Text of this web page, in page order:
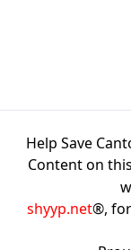
Help Save
Content on
shyyp.net®,